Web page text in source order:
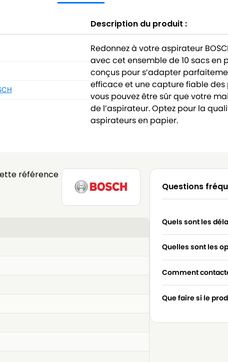
Description du produit :
Redonnez à votre aspirateur
avec cet ensemble de 10 sacs
conçus pour s’adapter
efficace et une capture fiable des
vous pouvez être sûr que votre
de l’aspirateur. Optez pour la
aspirateurs en papier.
référence
Questions
Quels sont les
Quelles sont les
Comment
Que faire si le